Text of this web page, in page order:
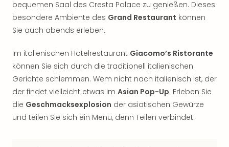
bequemen Saal des Cresta Palace zu genießen. Dieses
besondere Ambiente des Grand Restaurant können
Sie auch abends erleben.
Im italienischen Hotelrestaurant Giacomo’s Ristorante
können Sie sich durch die traditionell italienischen
Gerichte schlemmen. Wem nicht nach italienisch ist, der
der findet vielleicht etwas im Asian Pop-Up. Erleben Sie
die Geschmacksexplosion der asiatischen Gewürze
und teilen Sie sich ein Menü, denn Teilen verbindet.